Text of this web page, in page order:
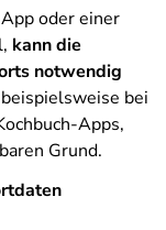
oder einer
kann die
notwendig
bei
Apps,
Grund.